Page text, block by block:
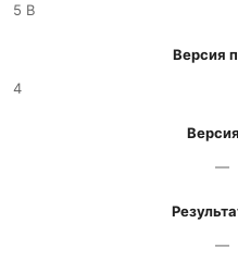
5 В
Версия
4
—
—